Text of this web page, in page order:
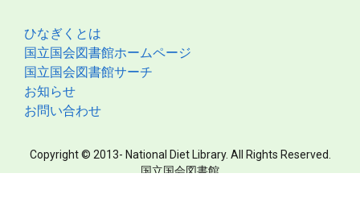
ひなぎくとは
国立国会図書館ホームページ
国立国会図書館サーチ
お知らせ
お問い合わせ
Copyright © 2013- National Diet Library. All Rights Reserved.